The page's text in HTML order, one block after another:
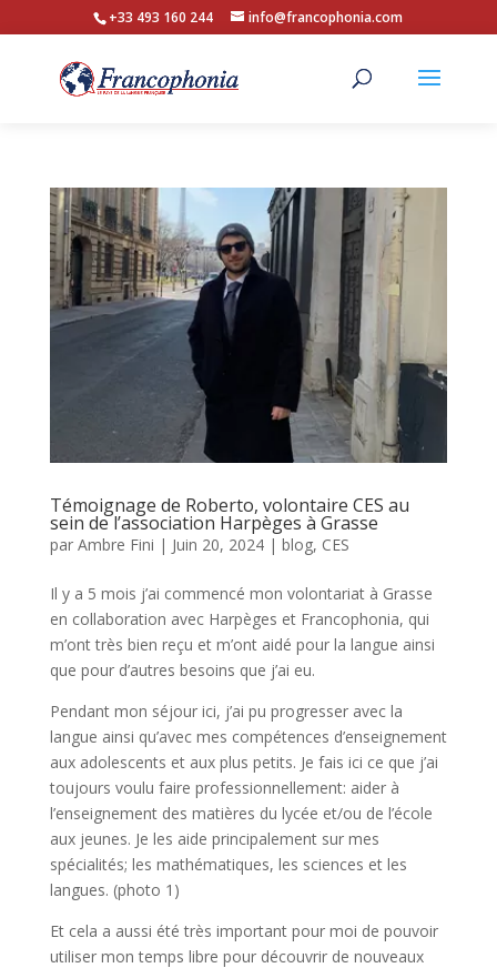
+33 493 160 244 info@francophonia.com
Témoignage de Roberto, volontaire CES au
sein de l’association Harpèges à Grasse
par Ambre Fini | Juin 20, 2024| blog, CES
Il y a 5 mois j’ai commencé mon volontariat à Grasse
en collaboration avec Harpèges et Francophonia, qui
m’ont très bien reçu et m’ont aidé pour la langue ainsi
que pour d’autres besoins que j’ai eu.
Pendant mon séjour ici, j’ai pu progresser avec la
langue ainsi qu’avec mes compétences d’enseignement
aux adolescents et aux plus petits. Je fais ici ce que j’ai
toujours voulu faire professionnellement: aider à
l’enseignement des matières du lycée et/ou de l’école
aux jeunes. Je les aide principalement sur mes
spécialités; les mathématiques, les sciences et les
langues. (photo 1)
Et cela a aussi été très important pour moi de pouvoir
utiliser mon temps libre pour découvrir de nouveaux